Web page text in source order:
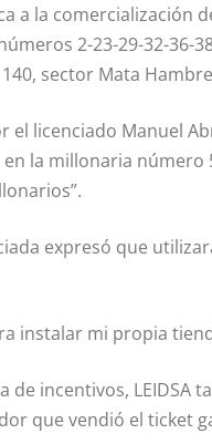
a la
2-23-29-32-36-
sector Mata
el licenciado Manuel
la millonaria número
expresó que
instalar mi propia
de incentivos, LEIDSA
que vendió el ticket